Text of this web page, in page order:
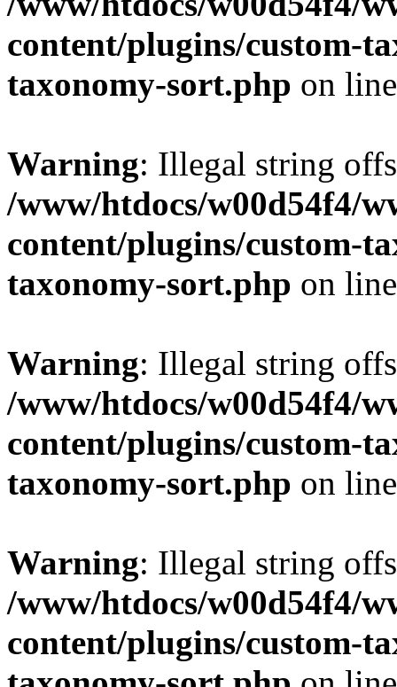
content/plugins/custom-
taxonomy-sort.php on
Warning: Illegal string
/www/htdocs/w00d54f4/
content/plugins/custom-
taxonomy-sort.php on
Warning: Illegal string
/www/htdocs/w00d54f4/
content/plugins/custom-
taxonomy-sort.php on
Warning: Illegal string
/www/htdocs/w00d54f4/
content/plugins/custom-